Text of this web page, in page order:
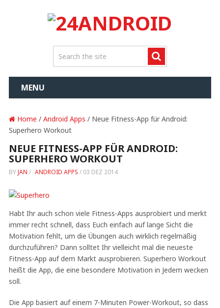
MENU
Home / Android Apps / Neue Fitness-App für Android:
Superhero Workout
NEUE FITNESS-APP FÜR ANDROID:
SUPERHERO WORKOUT
BYJAN / ANDROID APPS / 03 DEZ 2014
Habt Ihr auch schon viele Fitness-Apps ausprobiert und merkt
immer recht schnell, dass Euch einfach auf lange Sicht die
Motivation fehlt, um die Übungen auch wirklich regelmäßig
durchzuführen? Dann solltet Ihr vielleicht mal die neueste
Fitness-App auf dem Markt ausprobieren. Superhero Workout
heißt die App, die eine besondere Motivation in Jedem wecken
soll.
Die App basiert auf einem 7-Minuten Power-Workout, so dass